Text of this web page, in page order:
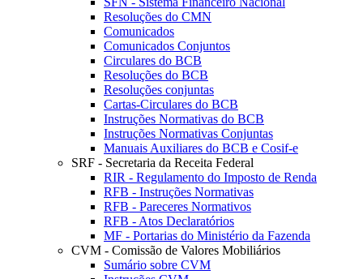
Resoluções do CMN
Comunicados
Comunicados Conjuntos
Circulares do BCB
Resoluções do BCB
Resoluções conjuntas
Cartas-Circulares do BCB
Instruções Normativas do BCB
Instruções Normativas Conjuntas
Manuais Auxiliares do BCB e Cosif-e
SRF - Secretaria da Receita Federal
RIR - Regulamento do Imposto de Renda
RFB - Instruções Normativas
RFB - Pareceres Normativos
RFB - Atos Declaratórios
MF - Portarias do Ministério da Fazenda
CVM - Comissão de Valores Mobiliários
Sumário sobre CVM